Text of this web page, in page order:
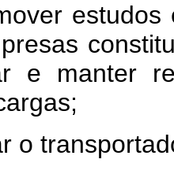
estudos e
e manter